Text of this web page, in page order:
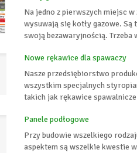
Na jedno z pierwszych miejsc
wysuwają się kotły gazowe.
swoją bezawaryjnością. Trzeba
Nowe rękawice dla spawaczy
Nasze przedsiębiorstwo
wszystkim specjalnych
takich jak rękawice
Panele podłogowe
Przy budowie wszelkiego
aspektem są wszelkie kwestie